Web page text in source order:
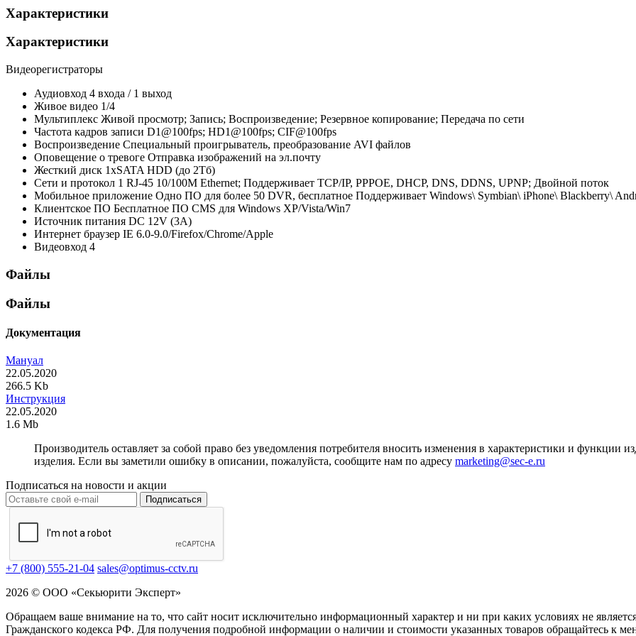
Характеристики
Характеристики
Видеорегистраторы
Аудиовход 4 входа / 1 выход
Живое видео 1/4
Мультиплекс Живой просмотр; Запись; Воспроизведение; Резервное копирование; Передача по сети
Частота кадров записи D1@100fps; HD1@100fps; CIF@100fps
Воспроизведение Специальный проигрыватель, преобразование AVI файлов
Оповещение о тревоге Отправка изображений на эл.почту
Жесткий диск 1xSATA HDD (до 2Tб)
Сети и протокол 1 RJ-45 10/100M Ethernet; Поддерживает TCP/IP, PPPOE, DHCP, DNS, DDNS, UPNP; Двойной поток
Мобильное приложение Одно ПО для более 50 DVR, бесплатное Поддерживает Windows\ Symbian\ iPhone\ Blackberry\
Клиентское ПО Бесплатное ПО CMS для Windows XP/Vista/Win7
Источник питания DC 12V (3A)
Интернет браузер IE 6.0-9.0/Firefox/Chrome/Apple
Видеовход 4
Файлы
Файлы
Документация
Мануал
22.05.2020
266.5 Kb
Инструкция
22.05.2020
1.6 Mb
Производитель оставляет за собой право без уведомления потребителя вносить изменения в характеристики и функции
изделия. Если вы заметили ошибку в описании, пожалуйста, сообщите нам по адресу marketing@sec-e.ru
Подписаться на новости и акции
Подписаться
+7 (800) 555-21-04 sales@optimus-cctv.ru
2026 © ООО «Секьюрити Эксперт»
Обращаем ваше внимание на то, что сайт носит исключительно информационный характер и ни при каких условиях не
Гражданского кодекса РФ. Для получения подробной информации о наличии и стоимости указанных товаров обращайтесь к